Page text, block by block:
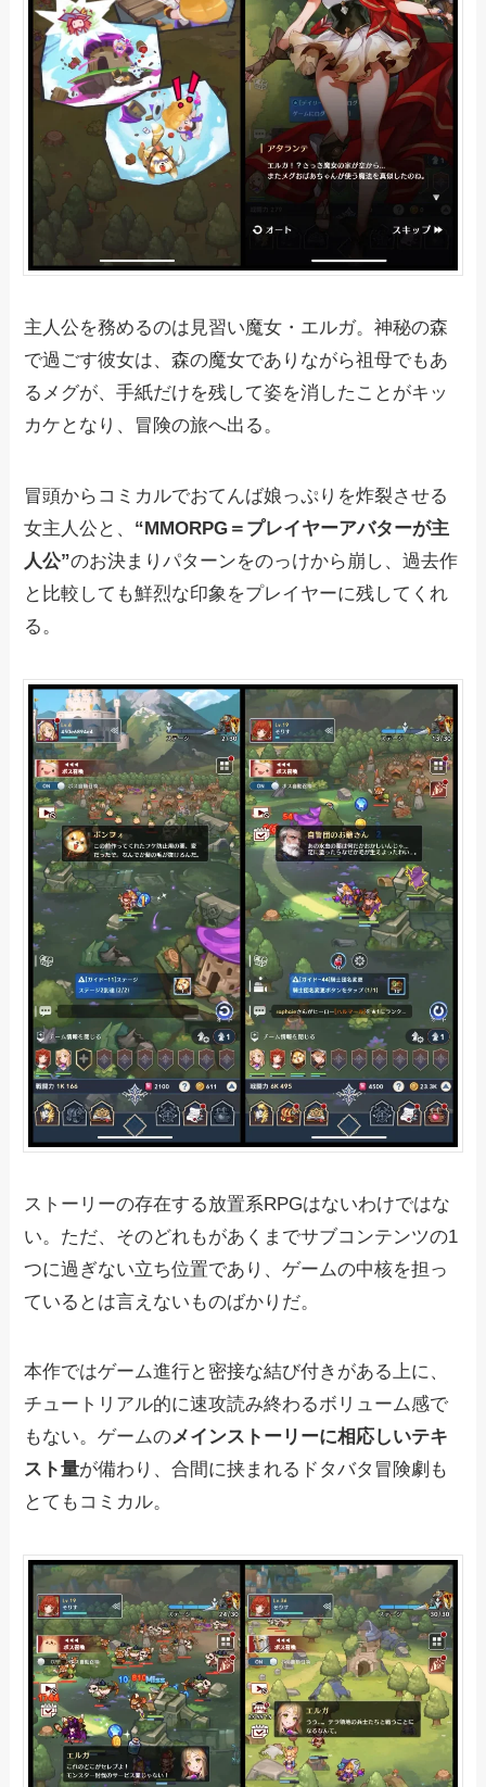
主人公を務めるのは見習い魔女・エルガ。神秘の森
で過ごす彼女は、森の魔女でありながら祖母でもあ
るメグが、手紙だけを残して姿を消したことがキッ
カケとなり、冒険の旅へ出る。
冒頭からコミカルでおてんば娘っぷりを炸裂させる
女主人公と、 “MMORPG＝プレイヤーアバターが主
人公”のお決まりパターンをのっけから崩し、過去作
と比較しても鮮烈な印象をプレイヤーに残してくれ
る。
ストーリーの存在する放置系RPGはないわけではな
い。ただ、そのどれもがあくまでサブコンテンツの1
つに過ぎない立ち位置であり、ゲームの中核を担っ
ているとは言えないものばかりだ。
本作ではゲーム進行と密接な結び付きがある上に、
チュートリアル的に速攻読み終わるボリューム感で
もない。ゲームのメインストーリーに相応しいテキ
スト量が備わり、合間に挟まれるドタバタ冒険劇も
とてもコミカル。